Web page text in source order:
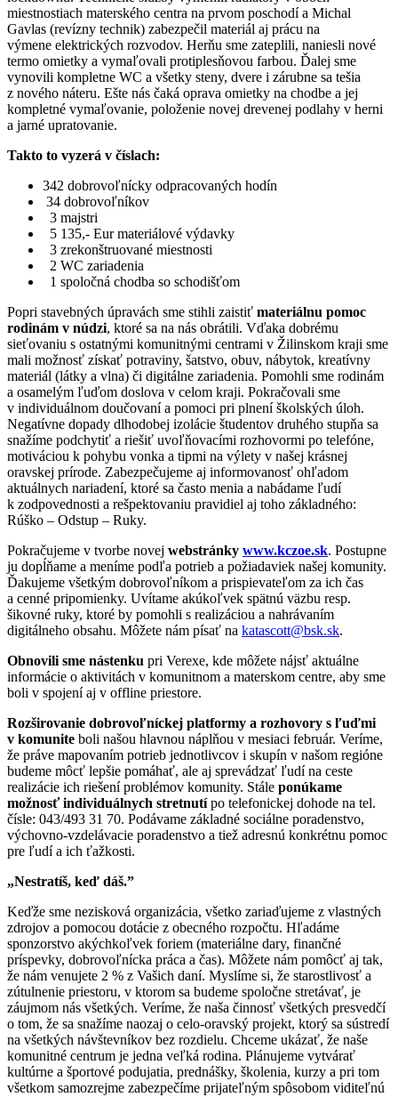
miestnostiach materského centra na prvom poschodí a Michal
Gavlas (revízny technik) zabezpečil materiál aj prácu na
výmene elektrických rozvodov. Herňu sme zateplili, naniesli nové
termo omietky a vymaľovali protiplesňovou farbou. Ďalej sme
vynovili kompletne WC a všetky steny, dvere i zárubne sa tešia
z nového náteru. Ešte nás čaká oprava omietky na chodbe a jej
kompletné vymaľovanie, položenie novej drevenej podlahy v herni
a jarné upratovanie.
Takto to vyzerá v číslach:
342 dobrovoľnícky odpracovaných hodín
34 dobrovoľníkov
3 majstri
5 135,- Eur materiálové výdavky
3 zrekonštruované miestnosti
2 WC zariadenia
1 spoločná chodba so schodišťom
Popri stavebných úpravách sme stihli zaistiť materiálnu pomoc
rodinám v núdzi, ktoré sa na nás obrátili. Vďaka dobrému
sieťovaniu s ostatnými komunitnými centrami v Žilinskom kraji sme
mali možnosť získať potraviny, šatstvo, obuv, nábytok, kreatívny
materiál (látky a vlna) či digitálne zariadenia. Pomohli sme rodinám
a osamelým ľuďom doslova v celom kraji. Pokračovali sme
v individuálnom doučovaní a pomoci pri plnení školských úloh.
Negatívne dopady dlhodobej izolácie študentov druhého stupňa sa
snažíme podchytiť a riešiť uvoľňovacími rozhovormi po telefóne,
motiváciou k pohybu vonka a tipmi na výlety v našej krásnej
oravskej prírode. Zabezpečujeme aj informovanosť ohľadom
aktuálnych nariadení, ktoré sa často menia a nabádame ľudí
k zodpovednosti a rešpektovaniu pravidiel aj toho základného:
Rúško – Odstup – Ruky.
Pokračujeme v tvorbe novej webstránky www.kczoe.sk. Postupne
ju dopĺňame a meníme podľa potrieb a požiadaviek našej komunity.
Ďakujeme všetkým dobrovoľníkom a prispievateľom za ich čas
a cenné pripomienky. Uvítame akúkoľvek spätnú väzbu resp.
šikovné ruky, ktoré by pomohli s realizáciou a nahrávaním
digitálneho obsahu. Môžete nám písať na katascott@bsk.sk.
Obnovili sme nástenku pri Verexe, kde môžete nájsť aktuálne
informácie o aktivitách v komunitnom a materskom centre, aby sme
boli v spojení aj v offline priestore.
Rozširovanie dobrovoľníckej platformy a rozhovory s ľuďmi
v komunite boli našou hlavnou náplňou v mesiaci február. Veríme,
že práve mapovaním potrieb jednotlivcov i skupín v našom regióne
budeme môcť lepšie pomáhať, ale aj sprevádzať ľudí na ceste
realizácie ich riešení problémov komunity. Stále ponúkame
možnosť individuálnych stretnutípo telefonickej dohode na tel.
čísle: 043/493 31 70. Podávame základné sociálne poradenstvo,
výchovno-vzdelávacie poradenstvo a tiež adresnú konkrétnu pomoc
pre ľudí a ich ťažkosti.
„Nestratíš, keď dáš.”
Keďže sme nezisková organizácia, všetko zariaďujeme z vlastných
zdrojov a pomocou dotácie z obecného rozpočtu. Hľadáme
sponzorstvo akýchkoľvek foriem (materiálne dary, finančné
príspevky, dobrovoľnícka práca a čas). Môžete nám pomôcť aj tak,
že nám venujete 2 % z Vašich daní. Myslíme si, že starostlivosť a
zútulnenie priestoru, v ktorom sa budeme spoločne stretávať, je
záujmom nás všetkých. Veríme, že naša činnosť všetkých presvedčí
o tom, že sa snažíme naozaj o celo-oravský projekt, ktorý sa sústredí
na všetkých návštevníkov bez rozdielu. Chceme ukázať, že naše
komunitné centrum je jedna veľká rodina. Plánujeme vytvárať
kultúrne a športové podujatia, prednášky, školenia, kurzy a pri tom
všetkom samozrejme zabezpečíme prijateľným spôsobom viditeľnú